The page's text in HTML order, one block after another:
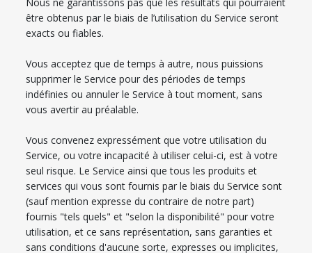
être obtenus par le biais de l’utilisation du Service seront
exacts ou fiables.
Vous acceptez que de temps à autre, nous puissions
supprimer le Service pour des périodes de temps
indéfinies ou annuler le Service à tout moment, sans
vous avertir au préalable.
Vous convenez expressément que votre utilisation du
Service, ou votre incapacité à utiliser celui-ci, est à votre
seul risque. Le Service ainsi que tous les produits et
services qui vous sont fournis par le biais du Service sont
(sauf mention expresse du contraire de notre part)
fournis "tels quels" et "selon la disponibilité" pour votre
utilisation, et ce sans représentation, sans garanties et
sans conditions d'aucune sorte, expresses ou implicites,